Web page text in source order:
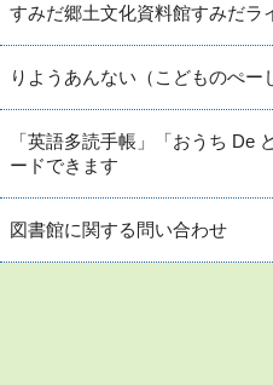
すみだ郷土文化資料館すみだラ
りようあんない（こどものぺー
「英語多読手帳」「おうち De
ードできます
図書館に関する問い合わせ